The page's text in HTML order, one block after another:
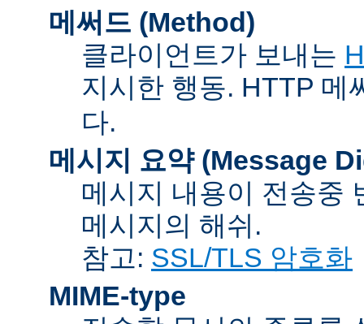
메써드 (Method)
클라이언트가 보내는
지시한 행동. HTTP 메
다.
메시지 요약 (Message
메시지 내용이 전송중
메시지의 해쉬.
참고: SSL/TLS 암호화
MIME-type